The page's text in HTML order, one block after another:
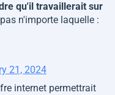
qu'il travaillerait sur
n'importe laquelle :
21, 2024
internet permettrait